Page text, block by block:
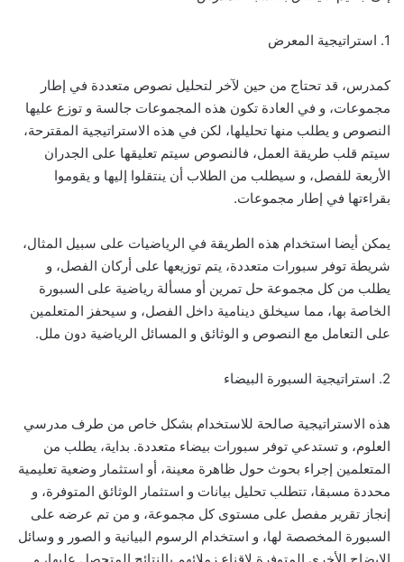
1. استراتيجية المعرض
كمدرس، قد تحتاج من حين لآخر لتحليل نصوص متعددة في إطار
مجموعات، و في العادة تكون هذه المجموعات جالسة و توزع عليها
النصوص و يطلب منها تحليلها، لكن في هذه الاستراتيجية المقترحة،
سيتم قلب طريقة العمل، فالنصوص سيتم تعليقها على الجدران
الأربعة للفصل، و سيطلب من الطلاب أن ينتقلوا إليها و يقوموا
بقراءتها في إطار مجموعات.
يمكن أيضا استخدام هذه الطريقة في الرياضيات على سبيل المثال،
شريطة توفر سبورات متعددة، يتم توزيعها على أركان الفصل، و
يطلب من كل مجموعة حل تمرين أو مسألة رياضية على السبورة
الخاصة بها، مما سيخلق دينامية داخل الفصل، و سيحفز المتعلمين
على التعامل مع النصوص و الوثائق و المسائل الرياضية دون ملل.
2. استراتيجية السبورة البيضاء
هذه الاستراتيجية صالحة للاستخدام بشكل خاص من طرف مدرسي
العلوم، و تستدعي توفر سبورات بيضاء متعددة. بداية، يطلب من
المتعلمين إجراء بحوث حول ظاهرة معينة، أو استثمار وضعية تعليمية
محددة مسبقا، تتطلب تحليل بيانات و استثمار الوثائق المتوفرة، و
إنجاز تقرير مفصل على مستوى كل مجموعة، و من تم عرضه على
السبورة المخصصة لها، و استخدام الرسوم البيانية و الصور و وسائل